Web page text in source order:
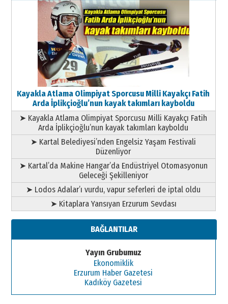
Kayakla Atlama Olimpiyat Sporcusu Milli Kayakçı Fatih
Arda İplikçioğlu’nun kayak takımları kayboldu
➤ Kayakla Atlama Olimpiyat Sporcusu Milli Kayakçı Fatih
Arda İplikçioğlu’nun kayak takımları kayboldu
➤ Kartal Belediyesi’nden Engelsiz Yaşam Festivali
Düzenliyor
➤ Kartal’da Makine Hangar’da Endüstriyel Otomasyonun
Geleceği Şekilleniyor
➤ Lodos Adalar’ı vurdu, vapur seferleri de iptal oldu
➤ Kitaplara Yansıyan Erzurum Sevdası
BAĞLANTILAR
Yayın Grubumuz
Ekonomiklik
Erzurum Haber Gazetesi
Kadıköy Gazetesi